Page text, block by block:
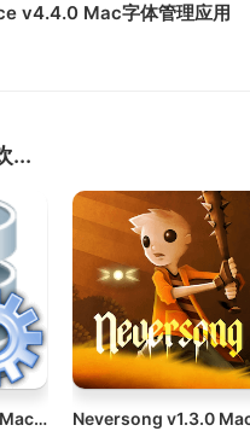
v4.4.0 Mac字体管理应用
...
RazorSQL v10.6.4 Mac数据库管理工具破解版